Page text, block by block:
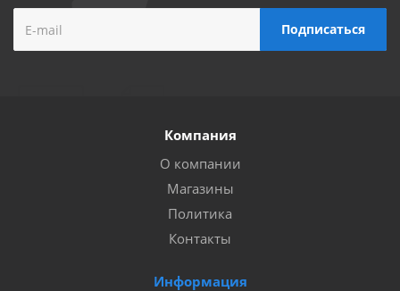
Компания
О компании
Магазины
Политика
Контакты
Информация